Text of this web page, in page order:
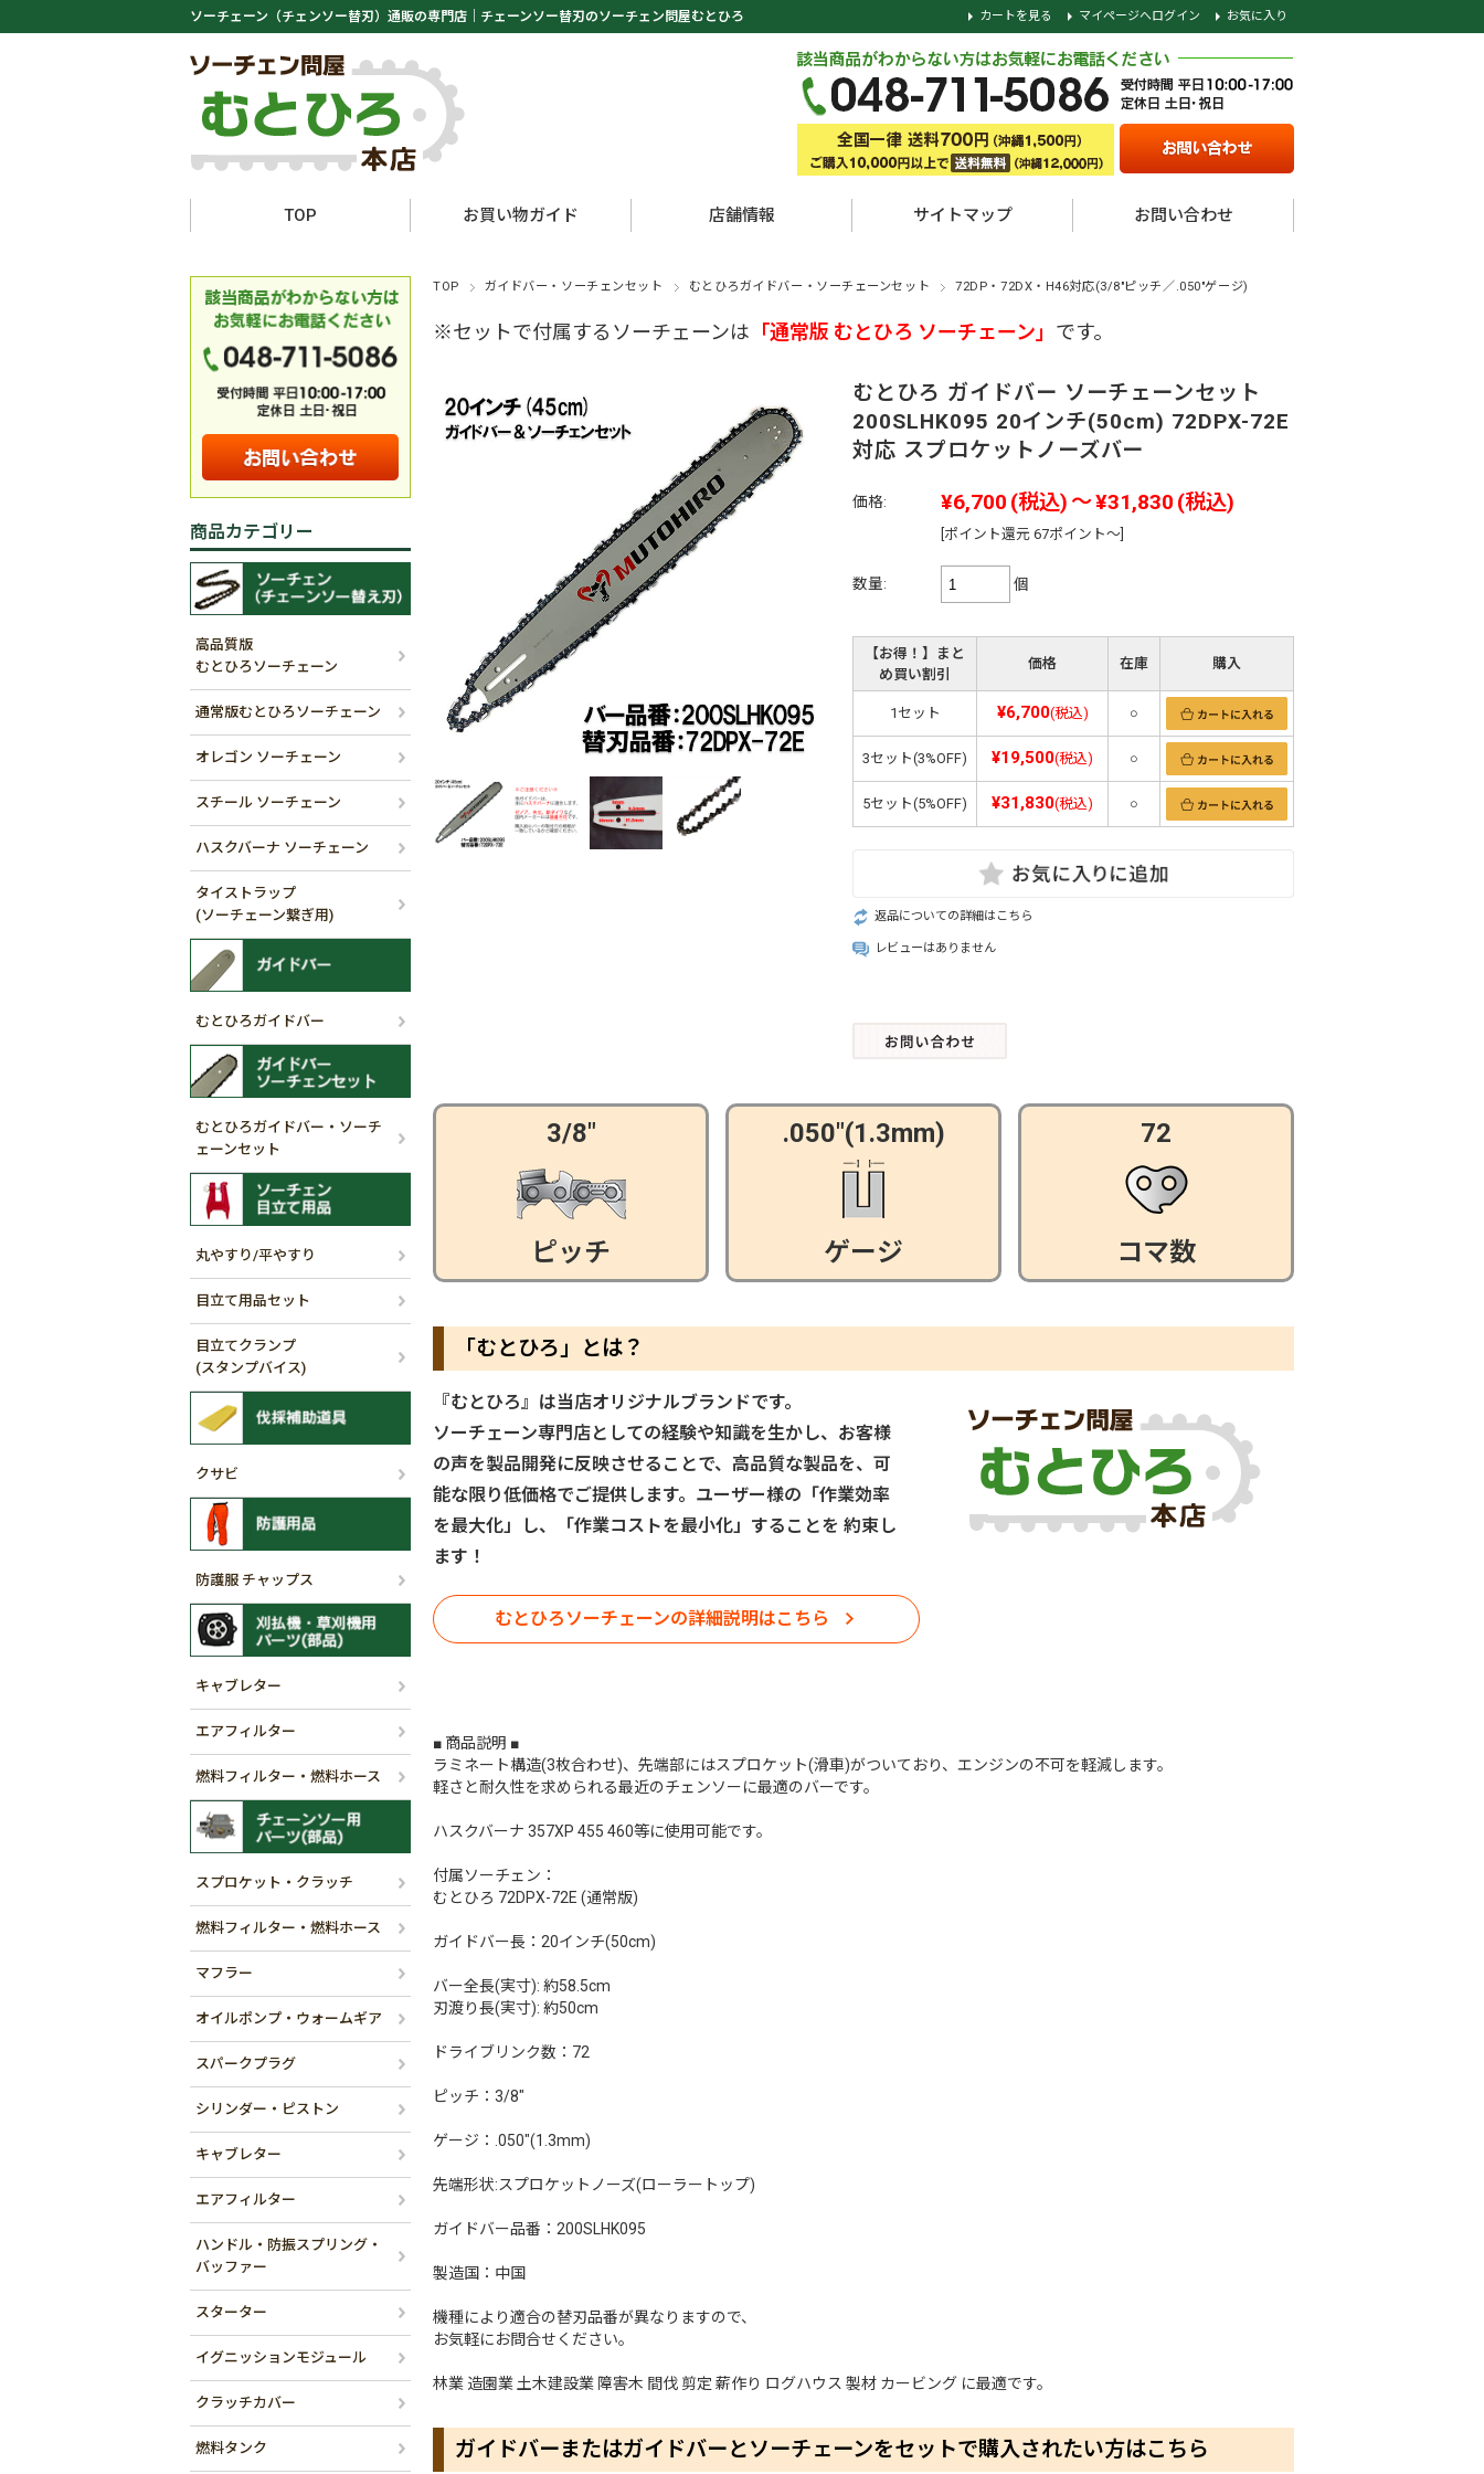
ソーチェーン（チェンソー替刃）通販の専門店｜ チェーンソー替刃のソーチェン問屋むとひろ カートを見る マイページへログイン お気に入り
TOP お買い物ガイド 店舗情報 サイトマップ お問い合わせ
TOP ガイドバー・ソーチェンセット むとひろガイドバー・ソーチェーンセット 72DP・72DX・H46対応(3/8"ピッチ／.050"ゲージ)
※セットで付属するソーチェーンは 「通常版 むとひろ ソーチェーン」 です。
むとひろ ガイドバー ソーチェーンセット
200SLHK095 20インチ(50cm) 72DPX-72E
対応 スプロケットノーズバー
価格: ¥6,700 (税込) ～¥31,830 (税込)
[ポイント還元 67ポイント～]
数量: 個
【お得！】まと
め買い割引
価格 在庫 購入
1セット ¥6,700(税込) ○
3セット(3%OFF) ¥19,500(税込) ○
5セット(5%OFF) ¥31,830(税込) ○
返品についての詳細はこちら
レビューはありません
3/8"
ピッチ
.050"(1.3mm)
ゲージ
72
コマ数
「むとひろ」とは？
『むとひろ』は当店オリジナルブランドです。
ソーチェーン専門店としての経験や知識を生かし、お客様
の声を製品開発に反映させることで、高品質な製品を、可
能な限り低価格でご提供します。ユーザー様の「作業効率
を最大化」し、「作業コストを最小化」することを 約束し
ます！
むとひろソーチェーンの詳細説明はこちら
■ 商品説明 ■
ラミネート構造(3枚合わせ)、先端部にはスプロケット(滑車)がついており、エンジンの不可を軽減します。
軽さと耐久性を求められる最近のチェンソーに最適のバーです。
ハスクバーナ 357XP 455 460等に使用可能です。
付属ソーチェン：
むとひろ 72DPX-72E (通常版)
ガイドバー長：20インチ(50cm)
バー全長(実寸): 約58.5cm
刃渡り長(実寸): 約50cm
ドライブリンク数：72
ピッチ：3/8"
ゲージ：.050"(1.3mm)
先端形状:スプロケットノーズ(ローラートップ)
ガイドバー品番：200SLHK095
製造国：中国
機種により適合の替刃品番が異なりますので、
お気軽にお問合せください。
林業 造園業 土木建設業 障害木 間伐 剪定 薪作り ログハウス 製材 カービング に最適です。
ガイドバーまたはガイドバーとソーチェーンをセットで購入されたい方はこちら
商品カテゴリー
高品質版
むとひろソーチェーン
通常版むとひろソーチェーン
オレゴン ソーチェーン
スチール ソーチェーン
ハスクバーナ ソーチェーン
タイストラップ
(ソーチェーン繋ぎ用)
むとひろガイドバー
むとひろガイドバー・ソーチ
ェーンセット
丸やすり/平やすり
目立て用品セット
目立てクランプ
(スタンプバイス)
クサビ
防護服 チャップス
キャブレター
エアフィルター
燃料フィルター・燃料ホース
スプロケット・クラッチ
燃料フィルター・燃料ホース
マフラー
オイルポンプ・ウォームギア
スパークプラグ
シリンダー・ピストン
キャブレター
エアフィルター
ハンドル・防振スプリング・
バッファー
スターター
イグニッションモジュール
クラッチカバー
燃料タンク